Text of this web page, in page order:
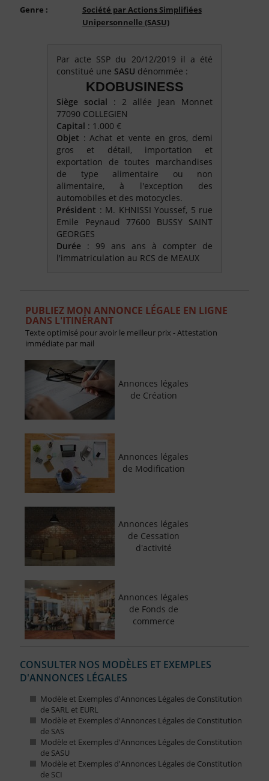
Genre :
Société par Actions Simplifiées
Unipersonnelle (SASU)
Par acte SSP du 20/12/2019 il a été
constitué une SASU dénommée :
KDOBUSINESS
Siège social : 2 allée Jean Monnet
77090 COLLEGIEN
Capital : 1.000 €
Objet : Achat et vente en gros, demi
gros et détail, importation et
exportation de toutes marchandises
de type alimentaire ou non
alimentaire, à l'exception des
automobiles et des motocycles.
Président : M. KHNISSI Youssef, 5 rue
Emile Peynaud 77600 BUSSY SAINT
GEORGES
Durée : 99 ans ans à compter de
l'immatriculation au RCS de MEAUX
PUBLIEZ MON ANNONCE LÉGALE EN LIGNE
DANS L'ITINÉRANT
Texte optimisé pour avoir le meilleur prix - Attestation
immédiate par mail
Annonces légales
de Création
Annonces légales
de Modification
Annonces légales
de Cessation
d'activité
Annonces légales
de Fonds de
commerce
CONSULTER NOS MODÈLES ET EXEMPLES
D'ANNONCES LÉGALES
Modèle et Exemples d'Annonces Légales de Constitution
de SARL et EURL
Modèle et Exemples d'Annonces Légales de Constitution
de SAS
Modèle et Exemples d'Annonces Légales de Constitution
de SASU
Modèle et Exemples d'Annonces Légales de Constitution
de SCI